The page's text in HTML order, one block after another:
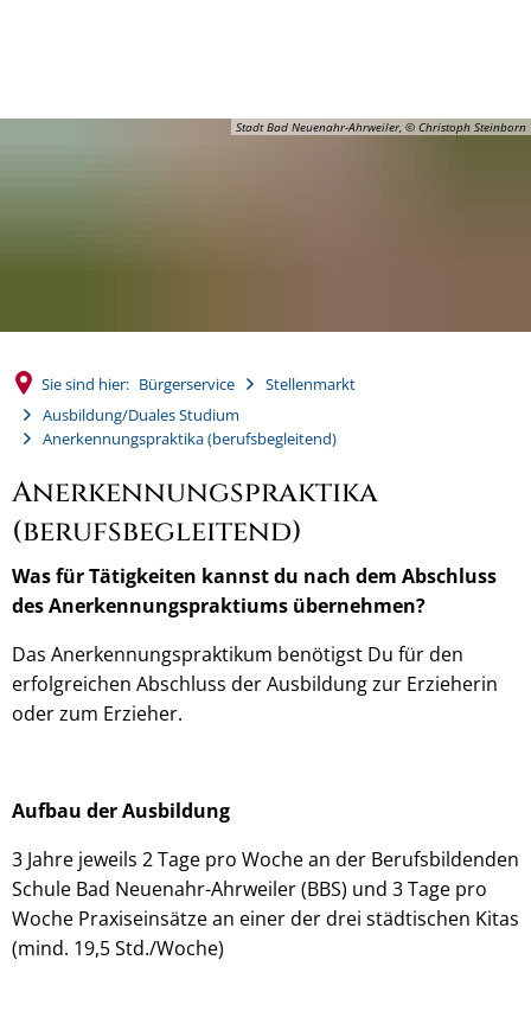
Stadt Bad Neuenahr-Ahrweiler, © Christoph Steinborn
Sie sind hier: Bürgerservice
Stellenmarkt
Ausbildung/Duales Studium
Anerkennungspraktika (berufsbegleitend)
Anerkennungspraktika
(berufsbegleitend)
Was für Tätigkeiten kannst du nach dem Abschluss
des Anerkennungspraktiums übernehmen?
Das Anerkennungspraktikum benötigst Du für den
erfolgreichen Abschluss der Ausbildung zur Erzieherin
oder zum Erzieher.
Aufbau der Ausbildung
3 Jahre jeweils 2 Tage pro Woche an der Berufsbildenden
Schule Bad Neuenahr-Ahrweiler (BBS) und 3 Tage pro
Woche Praxiseinsätze an einer der drei städtischen Kitas
(mind. 19,5 Std./Woche)